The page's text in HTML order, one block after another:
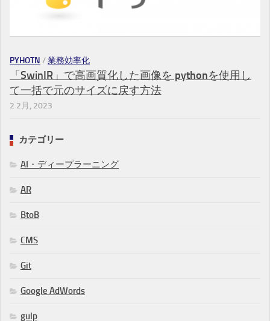
PYHOTN /業務効率化
「SwinIR」で高画質化した画像を pythonを使用し
て一括で元のサイズに戻す方法
2 2月, 2023
カテゴリー
AI・ディープラーニング
AR
BtoB
CMS
Git
Google AdWords
gulp